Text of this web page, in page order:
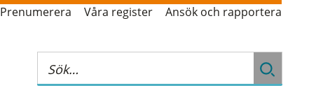
Prenumerera Våra register Ansök och rapportera